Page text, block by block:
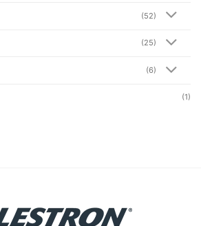
(52)
(25)
(6)
(1)